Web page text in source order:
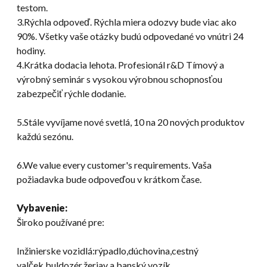
testom.
3.Rýchla odpoveď. Rýchla miera odozvy bude viac ako
90%. Všetky vaše otázky budú odpovedané vo vnútri 24
hodiny.
4.Krátka dodacia lehota. Profesionál r&D Tímový a
výrobný seminár s vysokou výrobnou schopnosťou
zabezpečiť rýchle dodanie.
5.Stále vyvíjame nové svetlá, 10 na 20 nových produktov
každú sezónu.
6.We value every customer's requirements . Vaša
požiadavka bude odpoveďou v krátkom čase.
Vybavenie:
Široko používané pre:
Inžinierske vozidlá:rýpadlo,dúchovina,cestný
valček,buldozér,žeriav a banský vozík